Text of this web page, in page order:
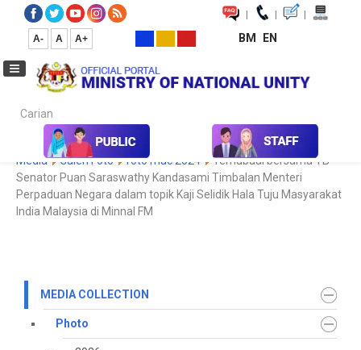
| | |
A- A A+ BM EN
Carian...
Media Media Collection Photo 2022
Koleksi
Media
Galeri Foto foto mac 2024
Temubual bersama YB
Senator Puan Saraswathy Kandasami Timbalan Menteri
Perpaduan Negara dalam topik Kaji Selidik Hala Tuju Masyarakat
India Malaysia di Minnal FM
MEDIA COLLECTION
Photo